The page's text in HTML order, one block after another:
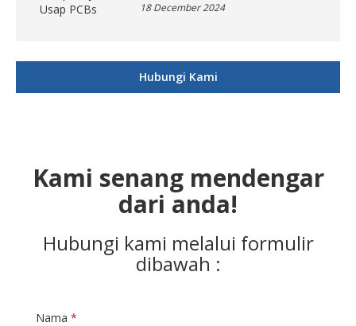
18 December 2024
Hubungi Kami
Kami senang mendengar
dari anda!
Hubungi kami melalui formulir
dibawah :
Nama *